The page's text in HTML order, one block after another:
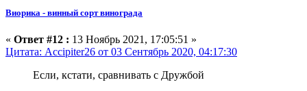
Виорика - винный сорт винограда
« Ответ #12 : 13 Ноябрь 2021, 17:05:51 »
Цитата: Accipiter26 от 03 Сентябрь 2020, 04:17:30
Если, кстати, сравнивать с Дружбой